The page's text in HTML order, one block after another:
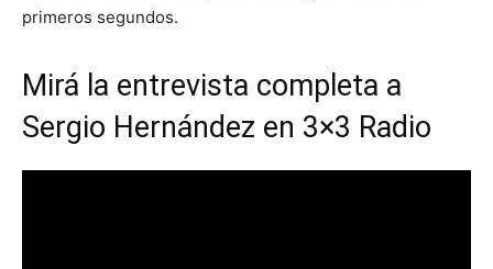
primeros segundos.
Mirá la entrevista completa a
Sergio Hernández en 3×3 Radio